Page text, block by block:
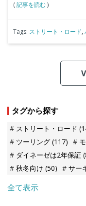
(記事を読む)
Tags: ストリート・ロード,
タグから探す
ストリート・ロード
ツーリング (117)
ダイネーゼは2年保証
秋冬向け (50) サー
全て表示